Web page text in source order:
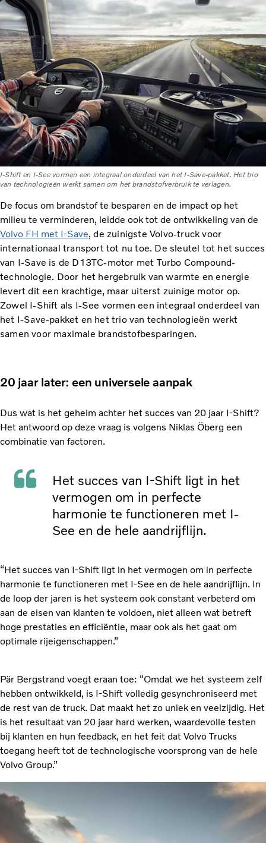
I-Shift en I-See vormen een integraal onderdeel van het I-Save-pakket. Het trio
van technologieën werkt samen om het brandstofverbruik te verlagen.
De focus om brandstof te besparen en de impact op het
milieu te verminderen, leidde ook tot de ontwikkeling van de
Volvo FH met I-Save, de zuinigste Volvo-truck voor
internationaal transport tot nu toe. De sleutel tot het succes
van I-Save is de D13TC-motor met Turbo Compound-
technologie. Door het hergebruik van warmte en energie
levert dit een krachtige, maar uiterst zuinige motor op.
Zowel I-Shift als I-See vormen een integraal onderdeel van
het I-Save-pakket en het trio van technologieën werkt
samen voor maximale brandstofbesparingen.
20 jaar later: een universele aanpak
Dus wat is het geheim achter het succes van 20 jaar I-Shift?
Het antwoord op deze vraag is volgens Niklas Öberg een
combinatie van factoren.
Het succes van I-Shift ligt in het
vermogen om in perfecte
harmonie te functioneren met I-
See en de hele aandrijflijn.
“Het succes van I-Shift ligt in het vermogen om in perfecte
harmonie te functioneren met I-See en de hele aandrijflijn. In
de loop der jaren is het systeem ook constant verbeterd om
aan de eisen van klanten te voldoen, niet alleen wat betreft
hoge prestaties en efficiëntie, maar ook als het gaat om
optimale rijeigenschappen.”
Pär Bergstrand voegt eraan toe: “Omdat we het systeem zelf
hebben ontwikkeld, is I-Shift volledig gesynchroniseerd met
de rest van de truck. Dat maakt het zo uniek en veelzijdig. Het
is het resultaat van 20 jaar hard werken, waardevolle testen
bij klanten en hun feedback, en het feit dat Volvo Trucks
toegang heeft tot de technologische voorsprong van de hele
Volvo Group.”